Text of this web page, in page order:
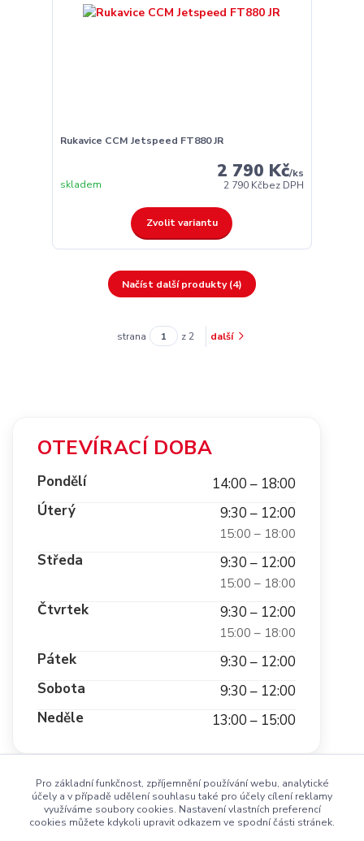
Rukavice CCM Jetspeed FT880 JR
2 790 Kč/ks
2 790 Kčbez DPH
skladem
Zvolit variantu
Načíst další produkty (4)
strana z 2 další
OTEVÍRACÍ DOBA
Pondělí
14:00 – 18:00
Úterý
9:30 – 12:00
15:00 – 18:00
Středa 9:30 – 12:00
15:00 – 18:00
Čtvrtek 9:30 – 12:00
15:00 – 18:00
Pátek
9:30 – 12:00
Sobota
9:30 – 12:00
Neděle
13:00 – 15:00
Pro základní funkčnost, zpříjemnění používání webu, analytické
účely a v případě udělení souhlasu také pro účely cílení reklamy
využíváme soubory cookies. Nastavení vlastních preferencí
cookies můžete kdykoli upravit odkazem ve spodní části stránek.